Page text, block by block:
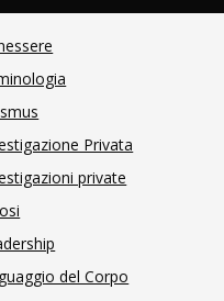
Privata
private
del Corpo